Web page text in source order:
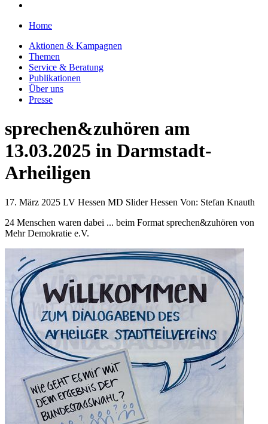
Home
Aktionen & Kampagnen
Themen
Service & Beratung
Publikationen
Über uns
Presse
sprechen&zuhören am
13.03.2025 in Darmstadt-
Arheiligen
17. März 2025 LV Hessen MD Slider Hessen Von: Stefan Knauth
24 Menschen waren dabei ... beim Format sprechen&zuhören von
Mehr Demokratie e.V.